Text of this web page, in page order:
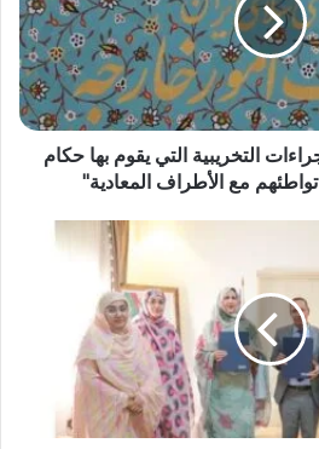
التخريبية التي يقوم بها حكام
مع الأطراف المعادية"